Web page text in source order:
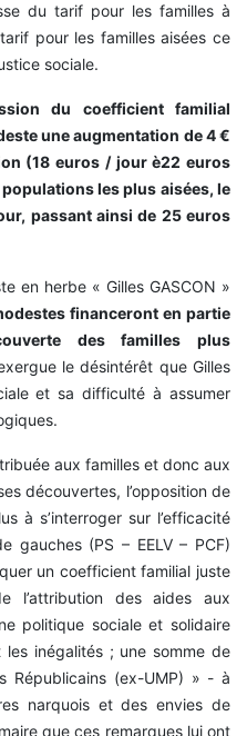
du tarif pour les familles à
pour les familles aisées ce
sociale.
du coefficient familial
une augmentation de 4 €
(18 euros / jour è22 euros
les plus aisées, le
passant ainsi de 25 euros
en herbe « Gilles GASCON »
financeront en partie
des familles plus
le désintérêt que Gilles
et sa difficulté à assumer
aux familles et donc aux
découvertes, l’opposition de
à s’interroger sur l’efficacité
gauches (PS – EELV – PCF)
un coefficient familial juste
l’attribution des aides aux
politique sociale et solidaire
inégalités ; une somme de
Républicains (ex-UMP) » - à
narquois et des envies de
que ces remarques lui ont